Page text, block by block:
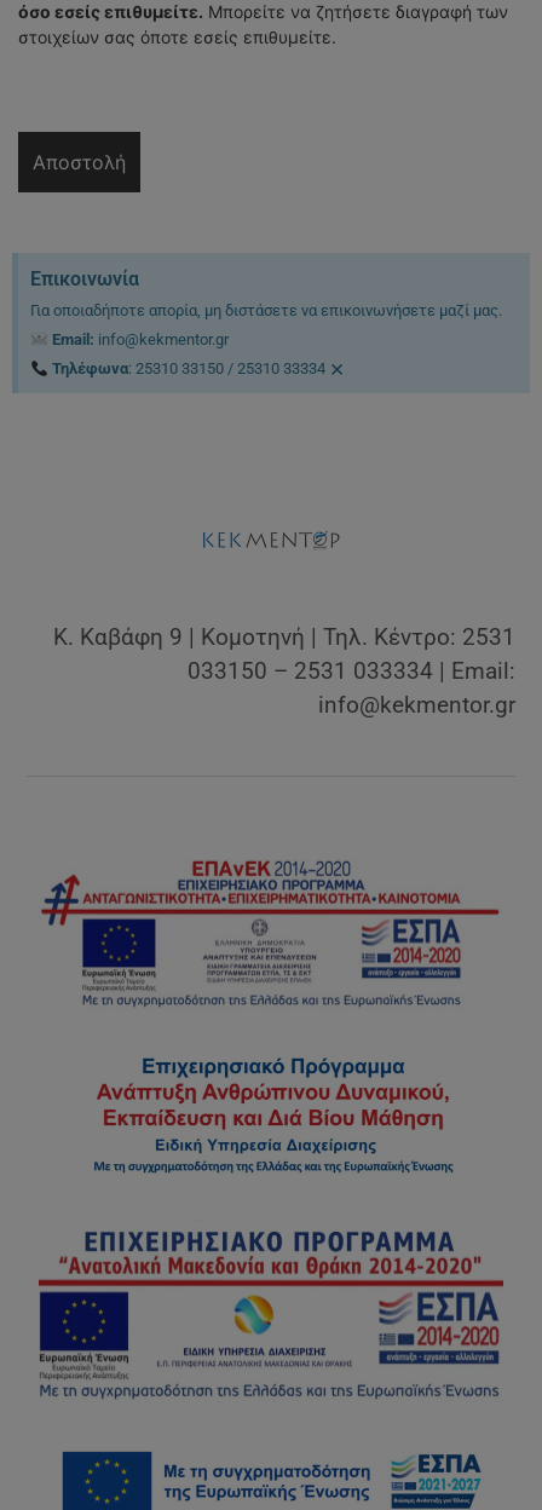
όσο εσείς επιθυμείτε. Μπορείτε να ζητήσετε διαγραφή των
στοιχείων σας όποτε εσείς επιθυμείτε.
Επικοινωνία
Για οποιαδήποτε απορία, μη διστάσετε να επικοινωνήσετε μαζί μας.
Email: info@kekmentor.gr
Τηλέφωνα: 25310 33150 / 25310 33334 ×
Κ. Καβάφη 9 | Κομοτηνή | Τηλ. Κέντρο: 2531
033150 – 2531 033334 | Email:
info@kekmentor.gr